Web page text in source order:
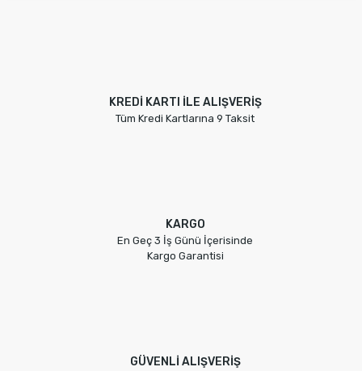
KREDİ KARTI İLE ALIŞVERİŞ
Tüm Kredi Kartlarına 9 Taksit
KARGO
En Geç 3 İş Günü İçerisinde
Kargo Garantisi
GÜVENLİ ALIŞVERİŞ